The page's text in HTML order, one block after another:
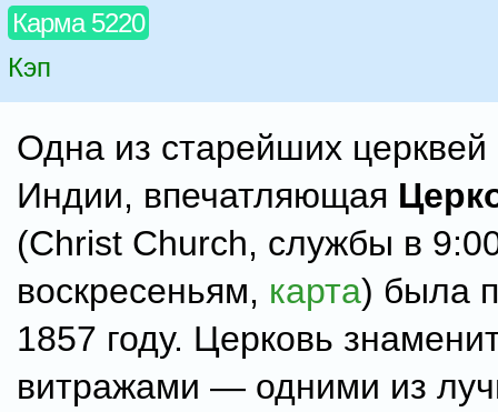
Карма 5220
Кэп
Одна из старейших
Индии, впечатляющая
(Christ Church, службы в
воскресеньям, карта) была
1857 году. Церковь
витражами — одними из